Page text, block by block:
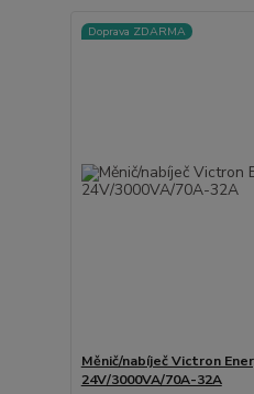
Doprava ZDARMA
Měnič/nabíječ Victron
24V/3000VA/70A-32A